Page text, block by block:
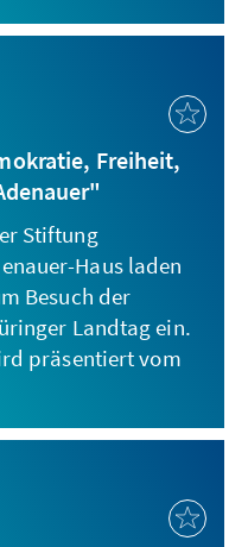
Freiheit,
Stiftung
Haus laden
Besuch der
Landtag ein.
präsentiert vom